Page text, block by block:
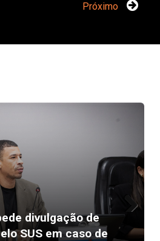
Próximo
divulgação de
SUS em caso de
Next